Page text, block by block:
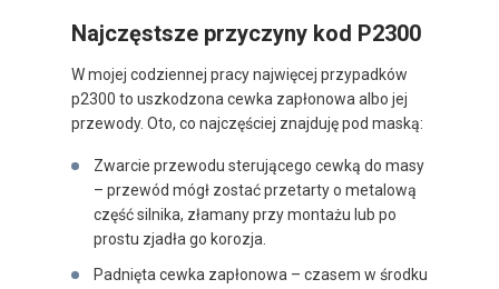
Najczęstsze przyczyny kod P2300
W mojej codziennej pracy najwięcej przypadków
p2300 to uszkodzona cewka zapłonowa albo jej
przewody. Oto, co najczęściej znajduję pod maską:
Zwarcie przewodu sterującego cewką do masy
– przewód mógł zostać przetarty o metalową
część silnika, złamany przy montażu lub po
prostu zjadła go korozja.
Padnięta cewka zapłonowa – czasem w środku